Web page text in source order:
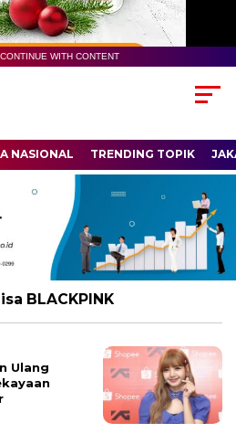
WITH CONTENT
NASIONAL TRENDING TOPIK
BLACKPINK
Ulang